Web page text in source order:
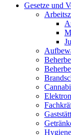
Gesetze und